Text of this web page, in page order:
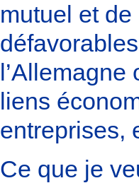
mutuel et
liens
entreprises,
Ce que je